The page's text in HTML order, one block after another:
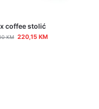
coffee stolić
KM 220,15 KM